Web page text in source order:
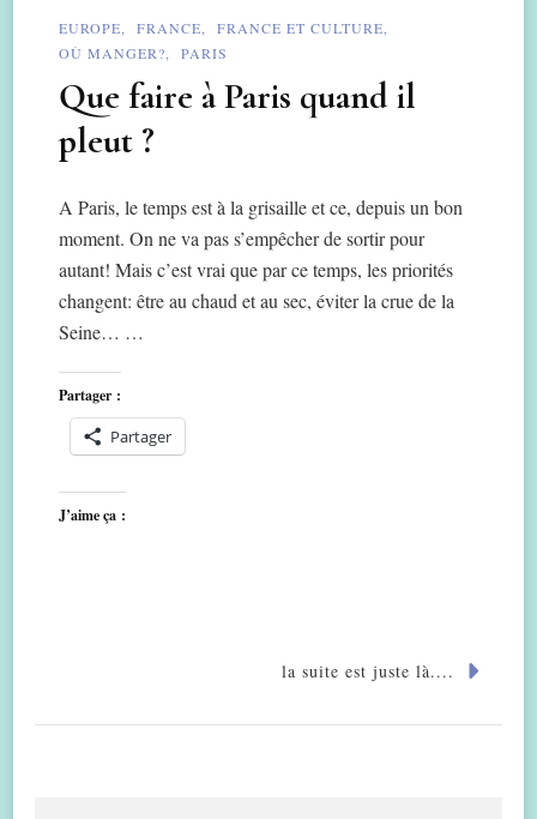
EUROPE FRANCE
FRANCE ET CULTURE
OÙ MANGER?
PARIS
Que faire à Paris quand il
pleut ?
A Paris, le temps est à la grisaille et ce, depuis un bon
moment. On ne va pas s’empêcher de sortir pour
autant! Mais c’est vrai que par ce temps, les priorités
changent: être au chaud et au sec, éviter la crue de la
Seine… …
Partager :
Partager
J’aime ça :
la suite est juste là....